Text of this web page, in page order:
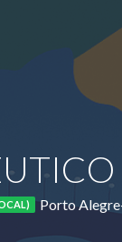
Porto